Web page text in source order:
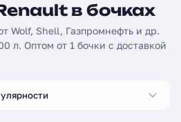
в бочках
Wolf, Shell, Газпромнефть и др.
л. Оптом от 1 бочки с доставкой